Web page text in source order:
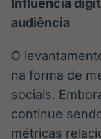
audiência
O
na forma de
sociais.
continue
métricas